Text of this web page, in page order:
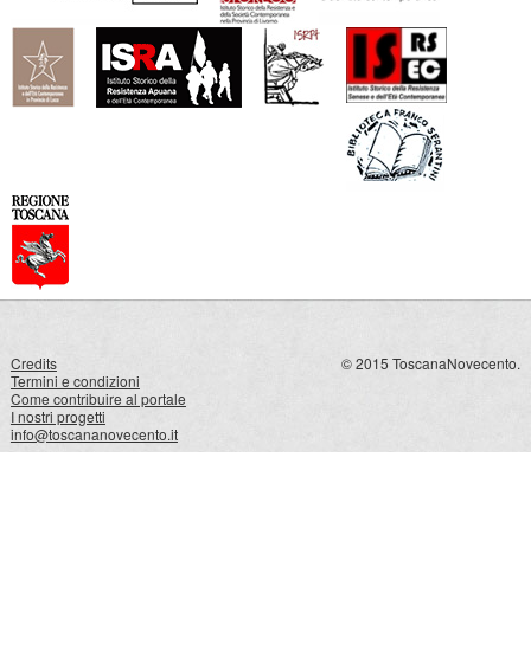
Credits
Termini e condizioni
Come contribuire al portale
I nostri progetti
info@toscananovecento.it
© 2015 ToscanaNovecento.